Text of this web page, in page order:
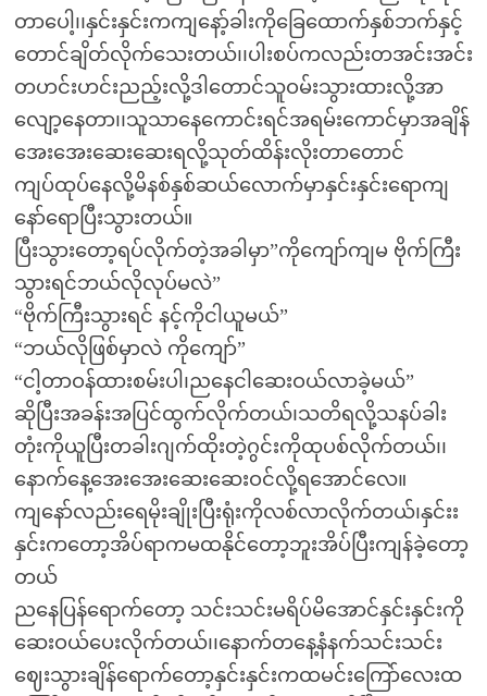
တာပေါ့၊၊နှင်းနှင်းကကျနော့်ခါးကိုခြေထောက်နှစ်ဘက်နှင့်
တောင်ချိတ်လိုက်သေးတယ်၊၊ပါးစပ်ကလည်းတအင်းအင်း
တဟင်းဟင်းညည့်းလို့ဒါတောင်သူဝမ်းသွားထားလို့အာ
လျော့နေတာ၊၊သူသာနေကောင်းရင်အရမ်းကောင်မှာအချိန်
အေးအေးဆေးဆေးရလို့သုတ်ထိန်းလိုးတာတောင်
ကျပ်ထုပ်နေလို့မိနစ်နှစ်ဆယ်လောက်မှာနှင်းနှင်းရောကျ
နော်ရောပြီးသွားတယ်။
ပြီးသွားတော့ရပ်လိုက်တဲ့အခါမှာ”ကိုကျော်ကျမ ဗိုက်ကြီး
သွားရင်ဘယ်လိုလုပ်မလဲ”
“ဗိုက်ကြီးသွားရင် နင့်ကိုငါယူမယ်”
“ဘယ်လိုဖြစ်မှာလဲ ကိုကျော်”
“ငါ့တာဝန်ထားစမ်းပါ၊ညနေငါဆေးဝယ်လာခဲ့မယ်”
ဆိုပြီးအခန်းအပြင်ထွက်လိုက်တယ်၊သတိရလို့သနပ်ခါး
တုံးကိုယူပြီးတခါးဂျက်ထိုးတဲ့ဂွင်းကိုထုပစ်လိုက်တယ်၊၊
နောက်နေ့အေးအေးဆေးဆေးဝင်လို့ရအောင်လေ။
ကျနော်လည်းရေမိုးချိုးပြီးရုံးကိုလစ်လာလိုက်တယ်၊နှင်းး
နှင်းကတော့အိပ်ရာကမထနိုင်တော့ဘူးအိပ်ပြီးကျန်ခဲ့တော့
တယ်
ညနေပြန်ရောက်တော့ သင်းသင်းမရိပ်မိအောင်နှင်းနှင်းကို
ဆေးဝယ်ပေးလိုက်တယ်၊၊နောက်တနေ့နံနက်သင်းသင်း
ဈေးသွားချိန်ရောက်တော့နှင်းနှင်းကထမင်းကြော်လေးထ